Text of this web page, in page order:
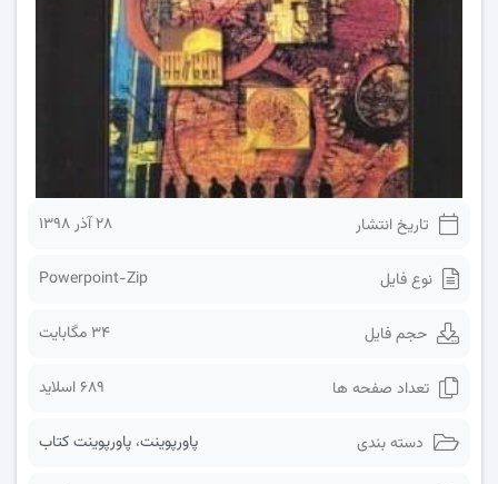
تاریخ انتشار ۲۸ آذر ۱۳۹۸
نوع فایل Powerpoint-Zip
حجم فایل 34 مگابایت
تعداد صفحه ها 689 اسلاید
دسته بندی پاورپوینت، پاورپوینت کتاب